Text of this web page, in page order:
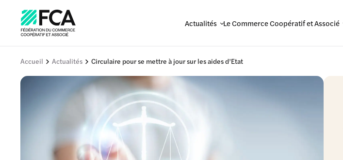
Actualités Le Commerce Coopératif et Associé
Accueil Actualités Circulaire pour se mettre à jour sur les aides d’Etat